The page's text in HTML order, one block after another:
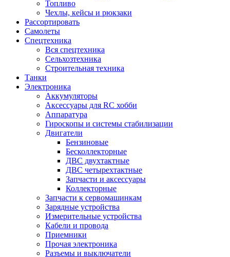
Топливо
Чехлы, кейсы и рюкзаки
Рассортировать
Самолеты
Спецтехника
Вся спецтехника
Сельхозтехника
Строительная техника
Танки
Электроника
Аккумуляторы
Аксессуары для RC хобби
Аппаратура
Гироскопы и системы стабилизации
Двигатели
Бензиновые
Бесколлекторные
ДВС двухтактные
ДВС четырехтактные
Запчасти и аксессуары
Коллекторные
Запчасти к сервомашинкам
Зарядные устройства
Измерительные устройства
Кабели и провода
Приемники
Прочая электроника
Разъемы и выключатели